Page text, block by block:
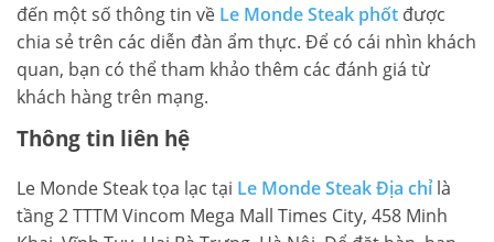
đến một số thông tin về Le Monde Steak phốt được
chia sẻ trên các diễn đàn ẩm thực. Để có cái nhìn khách
quan, bạn có thể tham khảo thêm các đánh giá từ
khách hàng trên mạng.
Thông tin liên hệ
Le Monde Steak tọa lạc tại Le Monde Steak Địa chỉ là
tầng 2 TTTM Vincom Mega Mall Times City, 458 Minh